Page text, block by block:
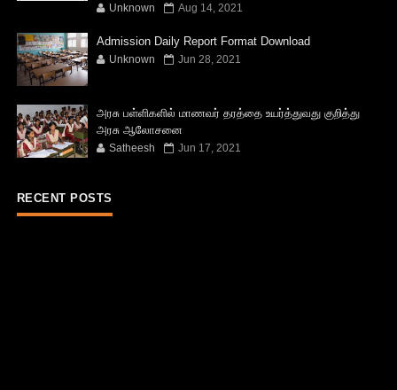
Unknown Aug 14, 2021
Admission Daily Report Format Download
Unknown Jun 28, 2021
அரசு பள்ளிகளில் மாணவர் தரத்தை உயர்த்துவது குறித்து
அரசு ஆலோசனை
Satheesh Jun 17, 2021
RECENT POSTS